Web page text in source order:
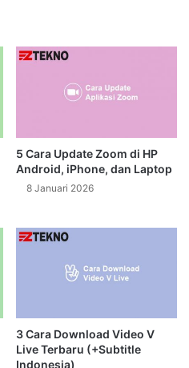
5 Cara Update Zoom di HP
Android, iPhone, dan Laptop
8 Januari 2026
3 Cara Download Video V
Live Terbaru (+Subtitle
Indonesia)